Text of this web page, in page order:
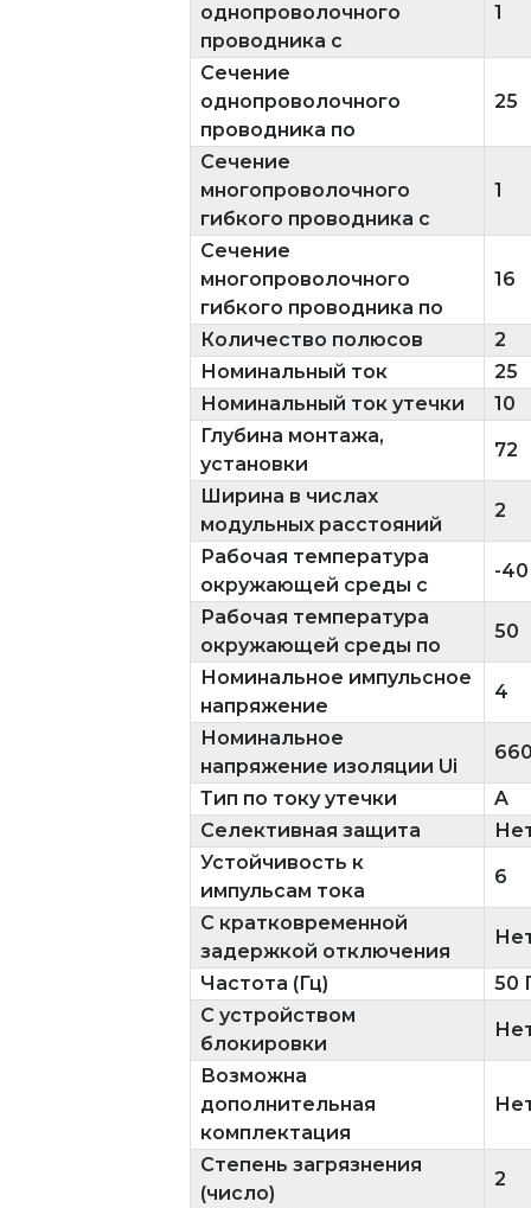
однопроволочного
проводника с
1
Сечение
однопроволочного
проводника по
25
Сечение
многопроволочного
гибкого проводника с
1
Сечение
многопроволочного
гибкого проводника по
16
Количество полюсов
2
Номинальный ток
25
Номинальный ток утечки
10
Глубина монтажа,
установки
72
Ширина в числах
модульных расстояний
2
Рабочая температура
окружающей среды с
-40
Рабочая температура
окружающей среды по
50
Номинальное импульсное
напряжение
4
Номинальное
напряжение изоляции Ui
Тип по току утечки
A
Селективная защита
Устойчивость к
импульсам тока
6
С кратковременной
задержкой отключения
Частота (Гц)
50
С устройством
блокировки
Возможна
дополнительная
комплектация
Степень загрязнения
(число)
2